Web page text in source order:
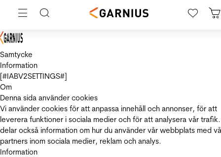
Samtycke
Information
[#IABV2SETTINGS#]
Om
Denna sida använder cookies
Vi använder cookies för att anpassa innehåll och annonser, för att
leverera funktioner i sociala medier och för att analysera vår
delar också information om hur du använder vår webbplats med
partners inom sociala medier, reklam och analys.
Information